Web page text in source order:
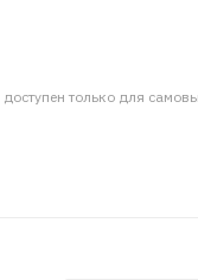
только для